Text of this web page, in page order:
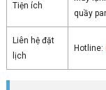
Tiện ích
quầy
Liên hệ đặt
lịch
Hotline: